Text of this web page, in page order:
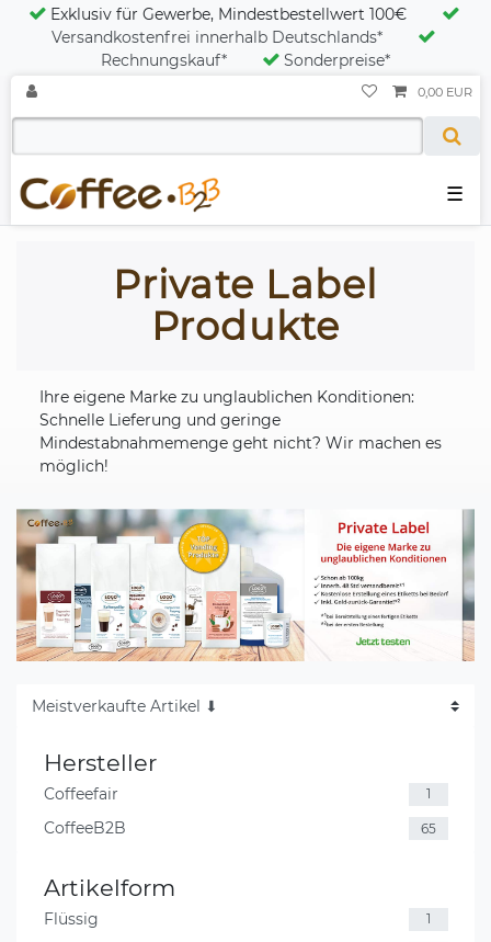
Exklusiv für Gewerbe, Mindestbestellwert 100€
Versandkostenfrei innerhalb Deutschlands*
Rechnungskauf*
Sonderpreise*
☰
0,00 EUR
Private Label
Produkte
Ihre eigene Marke zu unglaublichen Konditionen:
Schnelle Lieferung und geringe
Mindestabnahmemenge geht nicht? Wir machen es
möglich!
Hersteller
Coffeefair 1
CoffeeB2B 65
Artikelform
Flüssig 1